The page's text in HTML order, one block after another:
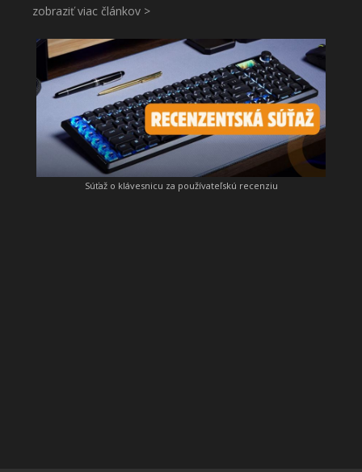
zobraziť viac článkov >
Súťaž o klávesnicu za používateľskú recenziu